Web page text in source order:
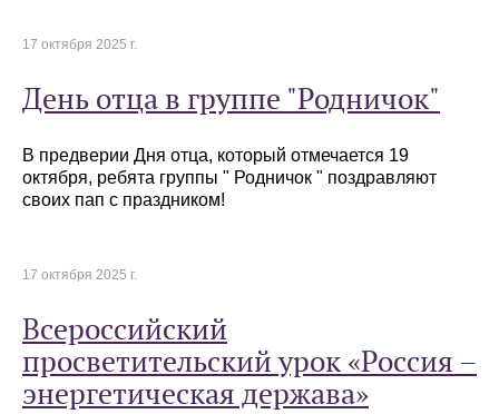
17 октября 2025 г.
День отца в группе "Родничок"
В предверии Дня отца, который отмечается 19
октября, ребята группы " Родничок " поздравляют
своих пап с праздником!
17 октября 2025 г.
Всероссийский
просветительский урок «Россия –
энергетическая держава»